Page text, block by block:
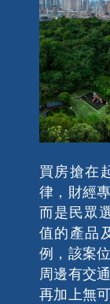
買房搶在
律，財經
而是民眾
值的產品
例，該案
周邊有交
再加上無